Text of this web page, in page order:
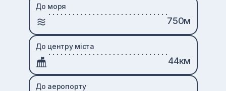
До моря
750м
До центру міста
44км
До аеропорту